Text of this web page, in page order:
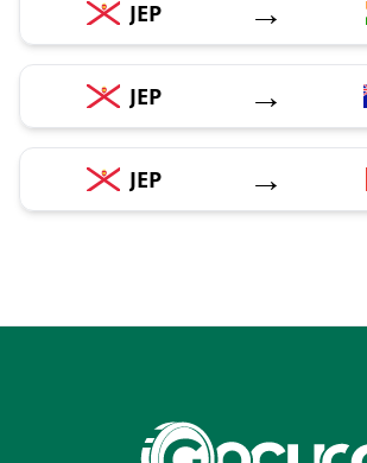
JEP →
JEP →
JEP →